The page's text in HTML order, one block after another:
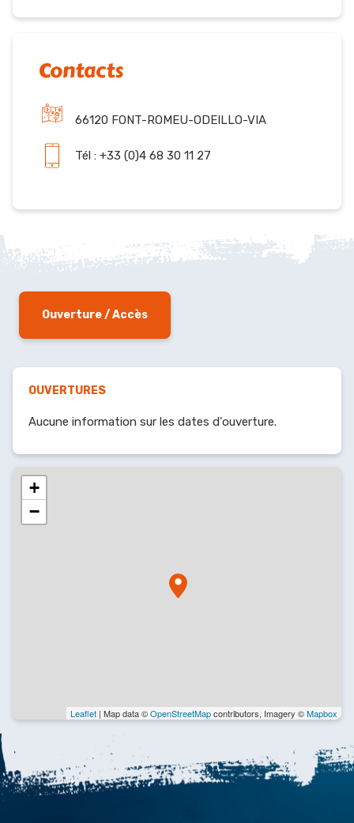
Contacts
66120 FONT-ROMEU-ODEILLO-VIA
Tél : +33 (0)4 68 30 11 27
Ouverture / Accès
OUVERTURES
Aucune information sur les dates d'ouverture.
+
−
Leaflet | Map data ©OpenStreetMapcontributors, Imagery ©Mapbox